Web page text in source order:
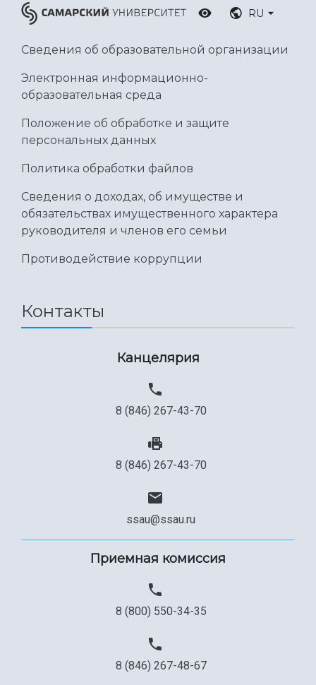
RU
Сведения об образовательной организации
Электронная информационно-
образовательная среда
Положение об обработке и защите
персональных данных
Политика обработки файлов
Сведения о доходах, об имуществе и
обязательствах имущественного характера
руководителя и членов его семьи
Противодействие коррупции
Контакты
Канцелярия
8 (846) 267-43-70
8 (846) 267-43-70
ssau@ssau.ru
Приемная комиссия
8 (800) 550-34-35
8 (846) 267-48-67